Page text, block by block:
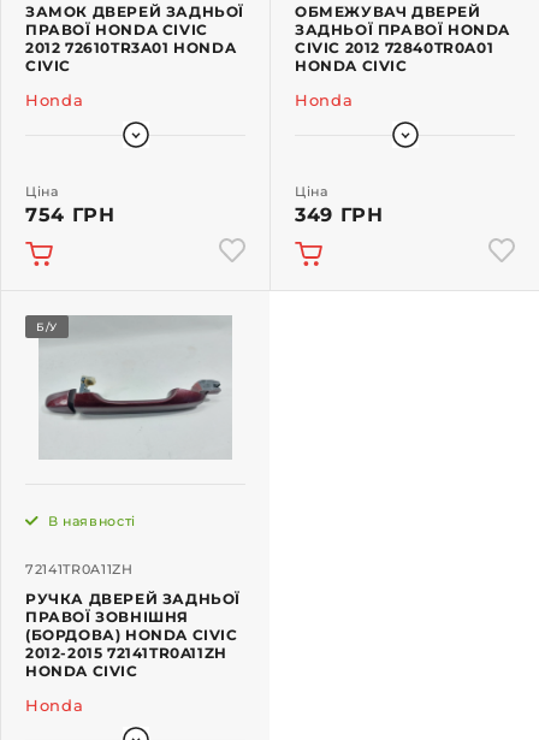
ЗАМОК ДВЕРЕЙ ЗАДНЬОЇ
ПРАВОЇ HONDA CIVIC
2012 72610TR3A01 HONDA
CIVIC
Honda
Ціна
754 ГРН
ОБМЕЖУВАЧ ДВЕРЕЙ
ЗАДНЬОЇ ПРАВОЇ HONDA
CIVIC 2012 72840TR0A01
HONDA CIVIC
Honda
Ціна
349 ГРН
Б/У
72141TR0A11ZH
В наявності
РУЧКА ДВЕРЕЙ ЗАДНЬОЇ
ПРАВОЇ ЗОВНІШНЯ
(БОРДОВА) HONDA CIVIC
2012-2015 72141TR0A11ZH
HONDA CIVIC
Honda